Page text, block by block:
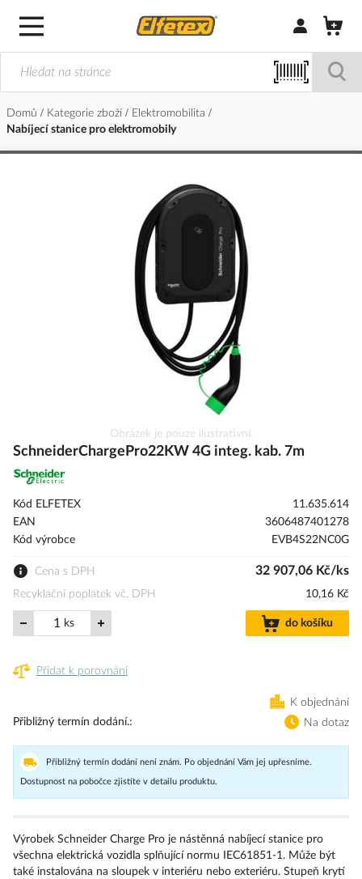
Přihlásit/
Domů Kategorie zboží
Elektromobilita
Nabíjecí stanice pro elektromobily
na
galerie
s
Obrázek je pouze ilustrativní.
SchneiderChargePro22KW 4G integ. kab. 7m
Kód ELFETEX
11.635.614
EAN
3606487401278
Kód výrobce
EVB4S22NC0G
Cena s DPH 32 907,06 Kč/ks
Recyklační poplatek vč. DPH 10,16 Kč
ks do košíku
Přidat k porovnání
K objednání
Přibližný termín dodání.
Na dotaz
Přibližný termín dodání není znám. Po objednání Vám jej upřesníme.
Dostupnost na pobočce zjistíte v detailu produktu.
Výrobek Schneider Charge Pro je nástěnná nabíjecí stanice pro
všechna elektrická vozidla splňující normu IEC61851-1. Může být
také instalována na sloupek v interiéru nebo exteriéru. Stupeň krytí